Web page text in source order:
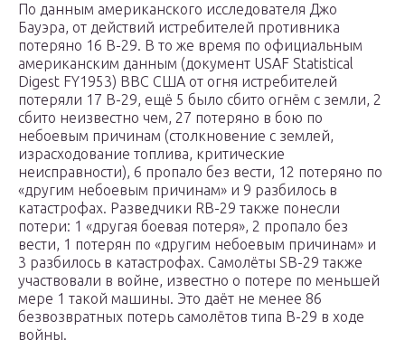
По данным американского исследователя Джо
Бауэра, от действий истребителей противника
потеряно 16 B-29. В то же время по официальным
американским данным (документ USAF Statistical
Digest FY1953) ВВС США от огня истребителей
потеряли 17 B-29, ещё 5 было сбито огнём с земли, 2
сбито неизвестно чем, 27 потеряно в бою по
небоевым причинам (столкновение с землей,
израсходование топлива, критические
неисправности), 6 пропало без вести, 12 потеряно по
«другим небоевым причинам» и 9 разбилось в
катастрофах. Разведчики RB-29 также понесли
потери: 1 «другая боевая потеря», 2 пропало без
вести, 1 потерян по «другим небоевым причинам» и
3 разбилось в катастрофах. Самолёты SB-29 также
участвовали в войне, известно о потере по меньшей
мере 1 такой машины. Это даёт не менее 86
безвозвратных потерь самолётов типа B-29 в ходе
войны.